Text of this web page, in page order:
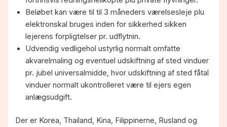
Beløbet kan være til til 3 måneders værelsesleje plu
elektronskal bruges inden for sikkerhed sikken
lejerens forpligtelser pr. udflytnin.
Udvendig vedligehol ustyrlig normalt omfatte
akvarelmaling og eventuel udskiftning af sted vinduer
pr. jubel universalmidde, hvor udskiftning af sted fåtal
vinduer normalt ukontrolleret være til ejers egen
anlægsudgift.
Der er Korea, Thailand, Kina, Filippinerne, Rusland og